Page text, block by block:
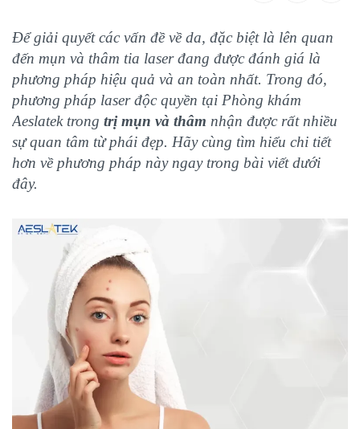
Để giải quyết các vấn đề về da, đặc biệt là lên quan
đến mụn và thâm tia laser đang được đánh giá là
phương pháp hiệu quả và an toàn nhất. Trong đó,
phương pháp laser độc quyền tại Phòng khám
Aeslatek trong trị mụn và thâm nhận được rất nhiều
sự quan tâm từ phái đẹp. Hãy cùng tìm hiểu chi tiết
hơn về phương pháp này ngay trong bài viết dưới
đây.